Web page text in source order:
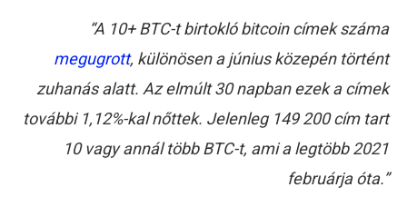
“A 10+ BTC-t birtokló bitcoin címek száma
megugrott, különösen a június közepén történt
zuhanás alatt. Az elmúlt 30 napban ezek a címek
további 1,12%-kal nőttek. Jelenleg 149 200 cím tart
10 vagy annál több BTC-t, ami a legtöbb 2021
februárja óta.”